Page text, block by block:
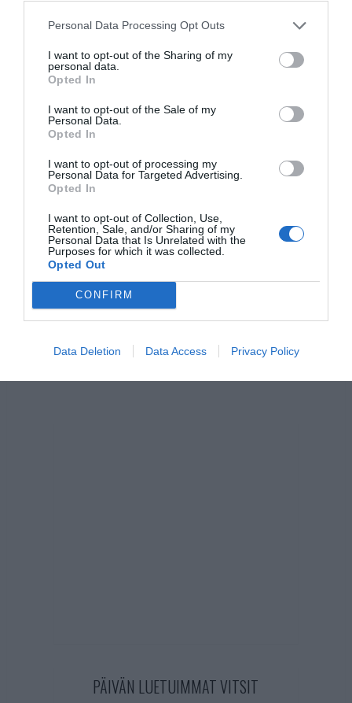
Personal Data Processing Opt Outs
I want to opt-out of the Sharing of my
personal data.
Opted In
I want to opt-out of the Sale of my
Personal Data.
Opted In
I want to opt-out of processing my
Personal Data for Targeted Advertising.
Opted In
I want to opt-out of Collection, Use,
Retention, Sale, and/or Sharing of my
Personal Data that Is Unrelated with the
Purposes for which it was collected.
Opted Out
CONFIRM
Data Deletion Data Access Privacy Policy
a
e
b
o
o
k
e
n
g
er
s
p
o
p
y
n
h
e
PÄIVÄN LUETUIMMAT VITSIT